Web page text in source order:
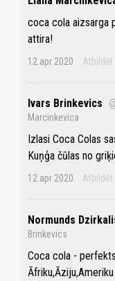
coca cola aizsarga
attira!
12.apr 2020 Atbildēt
Ivars Brinkevics
Marcinkevica
Izlasi Coca Colas
Kuņģa čūlas no
12.apr 2020 Atbildēt
Normunds
Brinkevics
Coca cola -